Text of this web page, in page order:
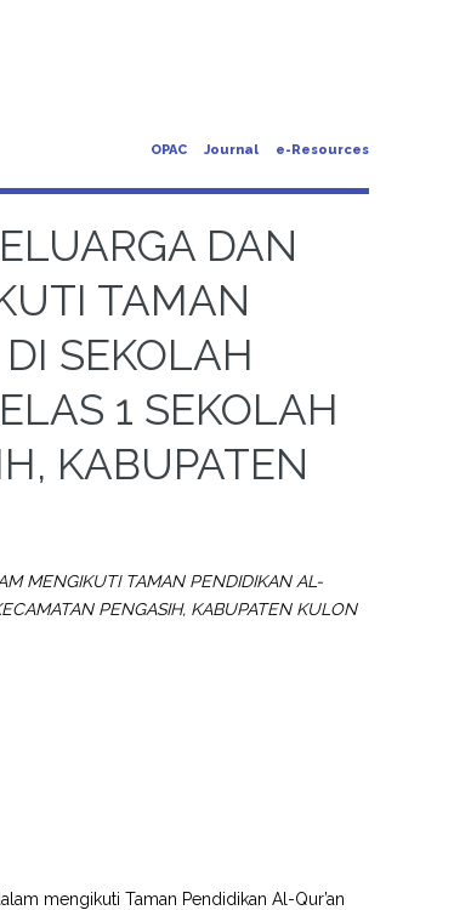
OPAC Journal e-Resources
DAN
TAMAN
SEKOLAH
1 SEKOLAH
KABUPATEN
MENGIKUTI TAMAN PENDIDIKAN AL-
PENGASIH, KABUPATEN KULON
mengikuti Taman Pendidikan Al-Qur’an